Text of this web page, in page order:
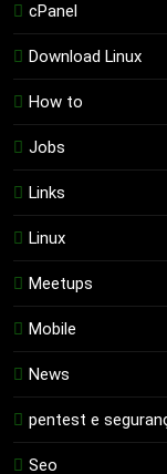
cPanel
Download Linux
How to
Jobs
Links
Linux
Meetups
Mobile
News
pentest e
Seo